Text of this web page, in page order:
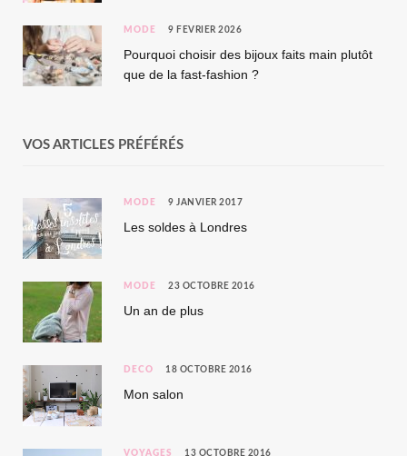
MODE 9 FÉVRIER 2026
Pourquoi choisir des bijoux faits main plutôt
que de la fast-fashion ?
VOS ARTICLES PRÉFÉRÉS
MODE 9 JANVIER 2017
Les soldes à Londres
MODE 23 OCTOBRE 2016
Un an de plus
DÉCO 18 OCTOBRE 2016
Mon salon
VOYAGES 13 OCTOBRE 2016